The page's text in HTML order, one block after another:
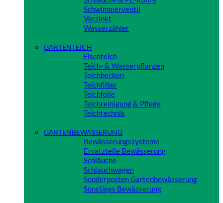
Schwimmerventil
Verzinkt
Wasserzähler
GARTENTEICH
Fischteich
Teich- & Wasserpflanzen
Teichbecken
Teichfilter
Teichfolie
Teichreinigung & Pflege
Teichtechnik
GARTENBEWÄSSERUNG
Bewässerungssysteme
Ersatzteile Bewässerung
Schläuche
Schlauchwagen
Sonderposten Gartenbewässerung
Sonstiges Bewässerung